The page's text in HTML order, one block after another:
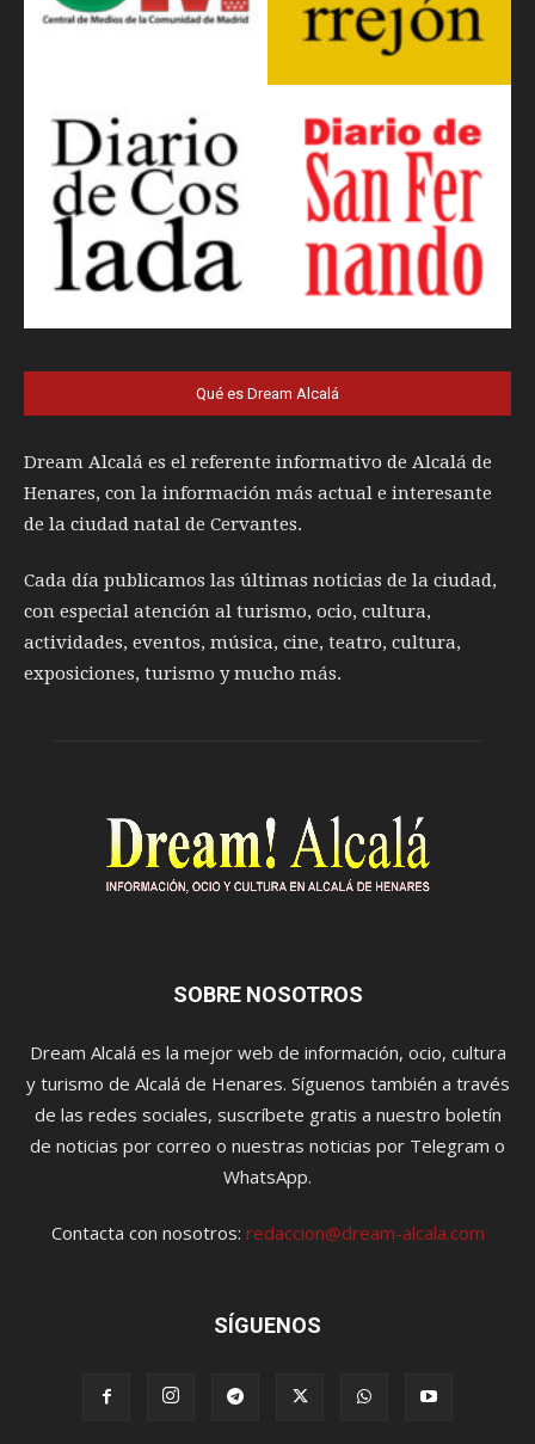
Qué es Dream Alcalá
Dream Alcalá es el referente informativo de Alcalá de
Henares, con la información más actual e interesante
de la ciudad natal de Cervantes.
Cada día publicamos las últimas noticias de la ciudad,
con especial atención al turismo, ocio, cultura,
actividades, eventos, música, cine, teatro, cultura,
exposiciones, turismo y mucho más.
SOBRE NOSOTROS
Dream Alcalá es la mejor web de información, ocio, cultura
y turismo de Alcalá de Henares. Síguenos también a través
de las redes sociales, suscríbete gratis a nuestro boletín
de noticias por correo o nuestras noticias por Telegram o
WhatsApp.
Contacta con nosotros: redaccion@dream-alcala.com
SÍGUENOS